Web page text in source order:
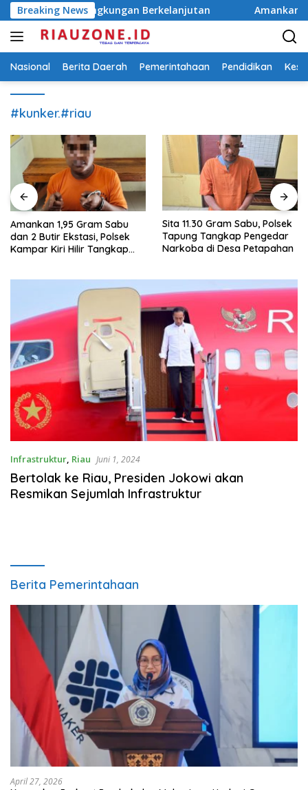
Langsung
ke
konten
Breaking News
Lingkungan Berkelanjutan Amankan 1,95 Gram
Nasional Berita Daerah Pemerintahaan Pendidikan
#kunker.#riau
Amankan 1,95 Gram Sabu
dan 2 Butir Ekstasi, Polsek
Kampar Kiri Hilir Tangkap
Sita 11.30 Gram Sabu, Polsek
Tapung Tangkap Pengedar
Narkoba di Desa Petapahan
Infrastruktur, Riau Juni 1, 2024
Bertolak ke Riau, Presiden Jokowi akan
Resmikan Sejumlah Infrastruktur
Berita Pemerintahaan
April 27, 2026